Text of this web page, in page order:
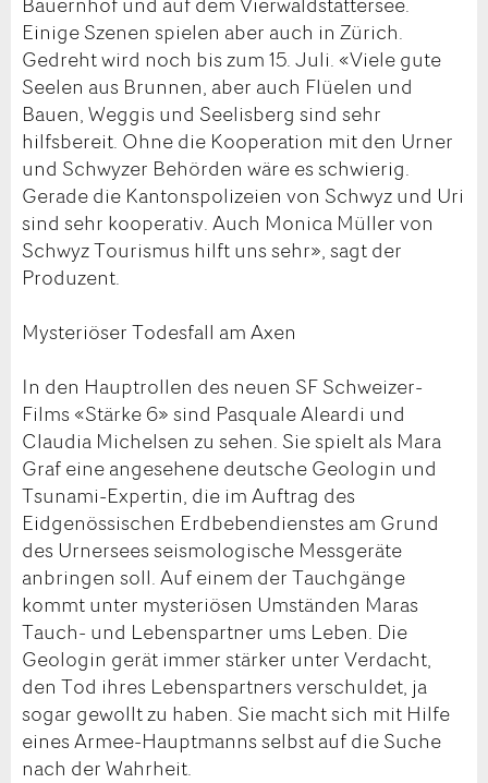
Einige Szenen spielen aber auch in Zürich.
Gedreht wird noch bis zum 15. Juli. «Viele gute
Seelen aus Brunnen, aber auch Flüelen und
Bauen, Weggis und Seelisberg sind sehr
hilfsbereit. Ohne die Kooperation mit den Urner
und Schwyzer Behörden wäre es schwierig.
Gerade die Kantonspolizeien von Schwyz und Uri
sind sehr kooperativ. Auch Monica Müller von
Schwyz Tourismus hilft uns sehr», sagt der
Produzent.
Mysteriöser Todesfall am Axen
In den Hauptrollen des neuen SF Schweizer-
Films «Stärke 6» sind Pasquale Aleardi und
Claudia Michelsen zu sehen. Sie spielt als Mara
Graf eine angesehene deutsche Geologin und
Tsunami-Expertin, die im Auftrag des
Eidgenössischen Erdbebendienstes am Grund
des Urnersees seismologische Messgeräte
anbringen soll. Auf einem der Tauchgänge
kommt unter mysteriösen Umständen Maras
Tauch- und Lebenspartner ums Leben. Die
Geologin gerät immer stärker unter Verdacht,
den Tod ihres Lebenspartners verschuldet, ja
sogar gewollt zu haben. Sie macht sich mit Hilfe
eines Armee-Hauptmanns selbst auf die Suche
nach der Wahrheit.